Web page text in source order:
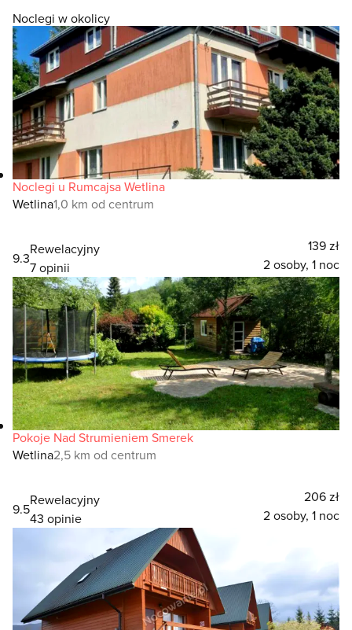
Noclegi w okolicy
Noclegi u Rumcajsa Wetlina
Wetlina1,0 km od centrum
9.3
Rewelacyjny
7 opinii
139 zł
2 osoby, 1 noc
Pokoje Nad Strumieniem Smerek
Wetlina2,5 km od centrum
9.5
Rewelacyjny
43 opinie
206 zł
2 osoby, 1 noc